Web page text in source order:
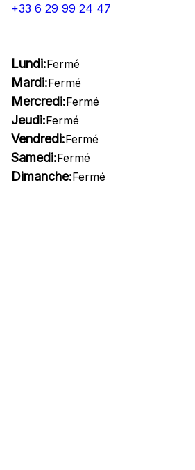
+33 6 29 99 24 47
Lundi:Fermé
Mardi:Fermé
Mercredi:Fermé
Jeudi:Fermé
Vendredi:Fermé
Samedi:Fermé
Dimanche:Fermé